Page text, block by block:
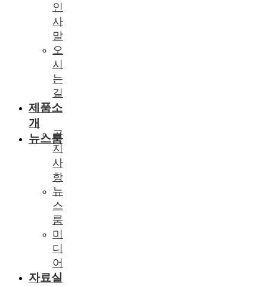
인
사
말
오
시
는
길
제품소
개
뉴스룸
공
지
사
항
뉴
스
룸
미
디
어
자료실